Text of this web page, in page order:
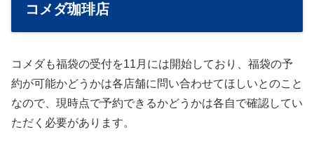
コメダ珈琲店
コメダも福袋の受付を11月には開始しており、福袋の予
約が可能かどうかは各店舗に問い合わせてほしいとのこと
なので、現時点で予約できるかどうかは各自で確認してい
ただく必要があります。